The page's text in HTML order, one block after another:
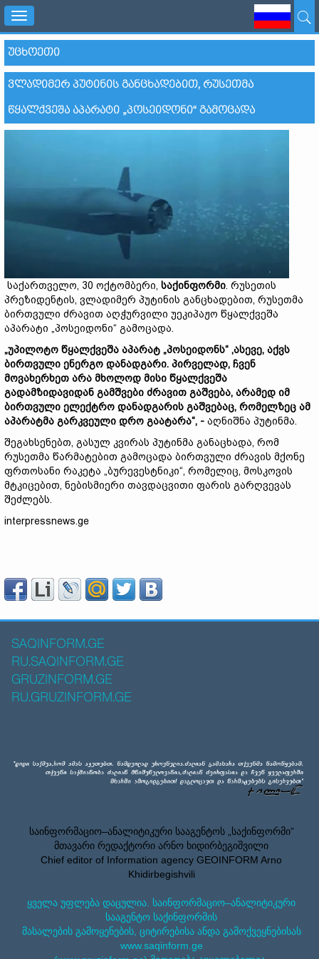
Toggle
navigation
ᲣᲪᲮᲝᲔᲗᲘ
ᲕᲚᲐᲓᲘᲛᲔᲠ ᲞᲣᲢᲘᲜᲘᲡ ᲒᲐᲜᲪᲮᲐᲓᲔᲑᲘᲗ, ᲠᲣᲡᲔᲗᲛᲐ
ᲬᲧᲐᲚᲥᲕᲔᲨᲐ ᲐᲞᲐᲠᲐᲢᲘ „ᲞᲝᲡᲔᲘᲓᲝᲜᲘ“ ᲒᲐᲛᲝᲪᲐᲓᲐ
საქართველო, 30 ოქტომბერი, საქინფორმი. რუსეთის
პრეზიდენტის, ვლადიმერ პუტინის განცხადებით, რუსეთმა
ბირთვული ძრავით აღჭურვილი უეკიპაჟო წყალქვეშა
აპარატი „პოსეიდონი“ გამოცადა.
„უპილოტო წყალქვეშა აპარატ „პოსეიდონს“ ,ასევე, აქვს
ბირთვული ენერგო დანადგარი. პირველად, ჩვენ
მოვახერხეთ არა მხოლოდ მისი წყალქვეშა
გადამზიდავიდან გამშვები ძრავით გაშვება, არამედ იმ
ბირთვული ელექტრო დანადგარის გაშვებაც, რომელზეც ამ
აპარატმა გარკვეული დრო გაატარა“, - აღნიშნა პუტინმა.
შეგახსენებთ, გასულ კვირას პუტინმა განაცხადა, რომ
რუსეთმა წარმატებით გამოცადა ბირთვული ძრავის მქონე
ფრთოსანი რაკეტა „ბურევესტნიკი“, რომელიც, მოსკოვის
მტკიცებით, ნებისმიერი თავდაცვითი ფარის გარღვევას
შეძლებს.
interpressnews.ge
SAQINFORM.GE
RU.SAQINFORM.GE
GRUZINFORM.GE
RU.GRUZINFORM.GE
საინფორმაციო–ანალიტიკური სააგენტოს „საქინფორმი”
მთავარი რედაქტორი არნო ხიდირბეგიშვილი
Chief editor of Information agency GEOINFORM Arno
Khidirbegishvili
ყველა უფლება დაცულია. საინფორმაციო–ანალიტიკური
სააგენტო საქინფორმის
მასალების გამოყენების, ციტირებისა ანდა გამოქვეყნებისას
www.saqinform.ge